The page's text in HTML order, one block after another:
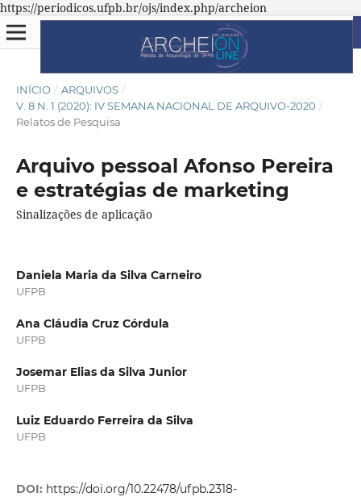
https://periodicos.ufpb.br/ojs/index.php/archeion
INÍCIO / ARQUIVOS /
V. 8 N. 1 (2020): IV SEMANA NACIONAL DE ARQUIVO-2020 /
Relatos de Pesquisa
Arquivo pessoal Afonso Pereira
e estratégias de marketing
Sinalizações de aplicação
Daniela Maria da Silva Carneiro
UFPB
Ana Cláudia Cruz Córdula
UFPB
Josemar Elias da Silva Junior
UFPB
Luiz Eduardo Ferreira da Silva
UFPB
DOI: https://doi.org/10.22478/ufpb.2318-